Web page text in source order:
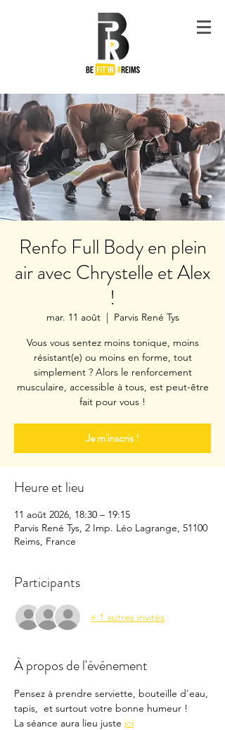
Renfo Full Body en plein
air avec Chrystelle et Alex
!
mar. 11 août
  |
Parvis René Tys
Vous vous sentez moins tonique, moins
résistant(e) ou moins en forme, tout
simplement ? Alors le renforcement
musculaire, accessible à tous, est peut-être
fait pour vous !
Je m'inscris !
Heure et lieu
11 août 2026, 18:30 – 19:15
Parvis René Tys, 2 Imp. Léo Lagrange, 51100
Reims, France
Participants
+ 1 autres invités
À propos de l'événement
Pensez à prendre serviette, bouteille d'eau,
tapis,  et surtout votre bonne humeur !
La séance aura lieu juste ici